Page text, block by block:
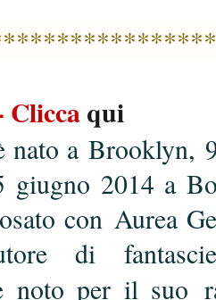
Cliccaqui
nato a Brooklyn,
giugno 2014 a
con Aurea
di
noto per il suo